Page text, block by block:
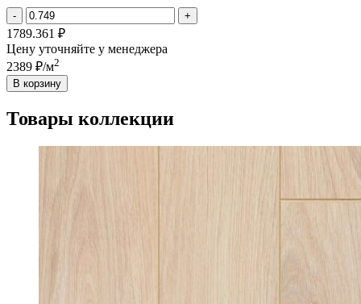
- +
1789.361 ₽
Цену уточняйте у менеджера
2389 ₽/м2
В корзину
Товары коллекции